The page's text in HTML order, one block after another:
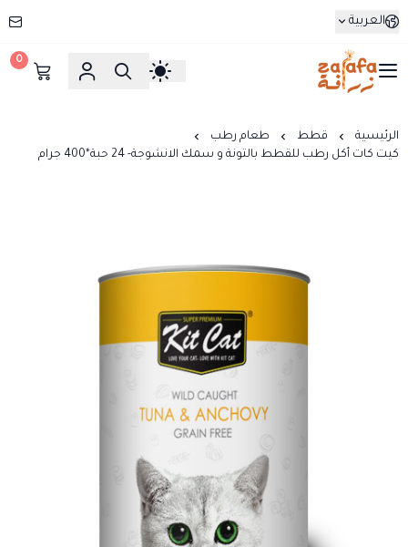
العربية
زرافة
0
الرئيسية قطط
طعام رطب
كيت كات أكل رطب للقطط بالتونة و سمك الانشوجة- 24 حبة*400 جرام